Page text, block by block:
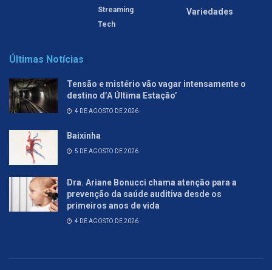
Streaming
Tech
Variedades
Últimas Notícias
Tensão e mistério vão vagar intensamente o
destino d’A Última Estação’
4 DE AGOSTO DE 2026
Baixinha
5 DE AGOSTO DE 2026
Dra. Ariane Bonucci chama atenção para a
prevenção da saúde auditiva desde os
primeiros anos de vida
4 DE AGOSTO DE 2026